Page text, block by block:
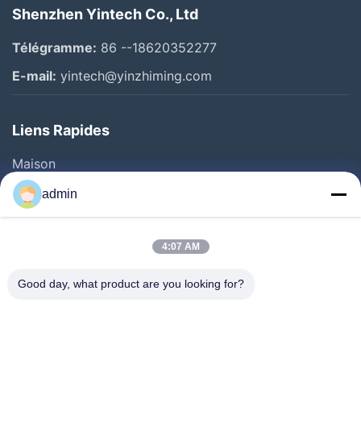
Shenzhen Yintech Co., Ltd
Télégramme: 86 --18620352277
E-mail: yintech@yinzhiming.com
Liens Rapides
Maison
Produits
Vidéos
Visite D'usine
admin
4:07 AM
Good day, what product are you looking for?